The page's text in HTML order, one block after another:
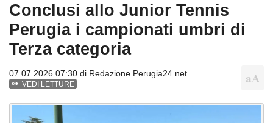
Conclusi allo Junior Tennis
Perugia i campionati umbri di
Terza categoria
07.07.2026 07:30 di Redazione Perugia24.net
VEDI LETTURE